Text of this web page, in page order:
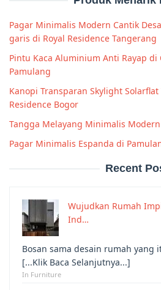
Pagar Minimalis Modern Cantik
garis di Royal Residence Tangerang
Pintu Kaca Aluminium Anti Rayap di
Pamulang
Kanopi Transparan Skylight
Residence Bogor
Tangga Melayang Minimalis
Pagar Minimalis Espanda di
Recent
Wujudkan Rumah
Ind…
Bosan sama desain rumah yang
[...Klik Baca Selanjutnya...]
In Furniture